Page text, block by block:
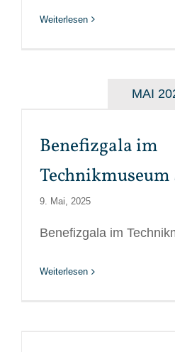
Weiterlesen
MAI
Benefizgala im
9. Mai, 2025
Benefizgala im
Weiterlesen